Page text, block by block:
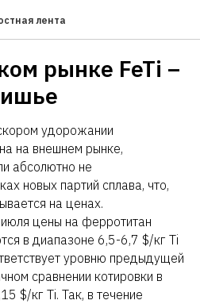
лента
рынке FeTi –
удорожании
на внешнем рынке,
абсолютно не
новых партий сплава, что,
на ценах.
цены на ферротитан
в диапазоне 6,5-6,7 $/кг Ti
уровню предыдущей
сравнении котировки в
$/кг Ti. Так, в течение